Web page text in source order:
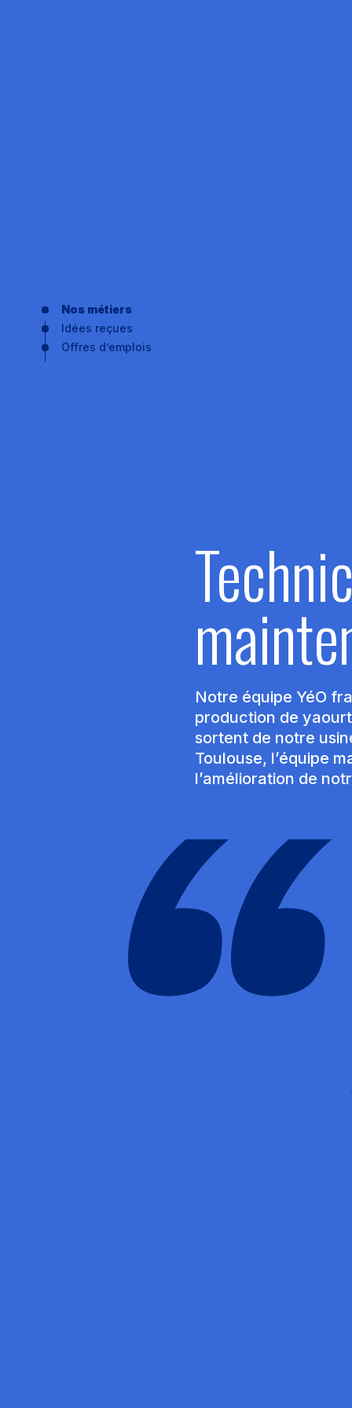
Nos métiers
Idées reçues
Offres d’emplois
Notre équipe YéO
production de
sortent de notre
Toulouse, l’équipe
l’amélioration de